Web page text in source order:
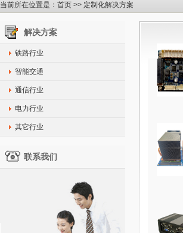
当前所在位置是： 首页 >> 定制化解决方案
解决方案
铁路行业
智能交通
通信行业
电力行业
其它行业
联系我们